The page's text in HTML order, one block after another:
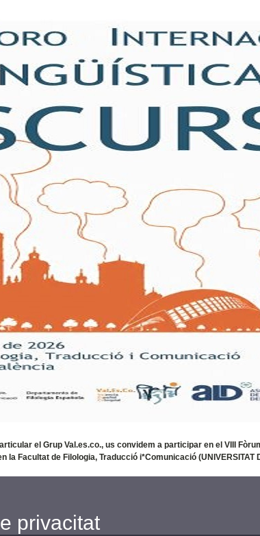
el Grup Val.es.co., us convidem a participar en el VIII
la Facultat de Filologia, Traducció i*Comunicació (UNIVERSITAT
privacitat